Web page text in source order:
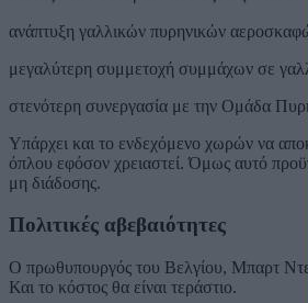
ανάπτυξη γαλλικών πυρηνικών
μεγαλύτερη συμμετοχή συμμάχων σε
στενότερη συνεργασία με την Ομάδα
Υπάρχει και το ενδεχόμενο χωρών να
όπλου εφόσον χρειαστεί. Όμως αυτό
μη διάδοσης.
Πολιτικές αβεβαιότητες
Ο πρωθυπουργός του Βελγίου, Μπαρτ Ντε
Και το κόστος θα είναι τεράστιο.